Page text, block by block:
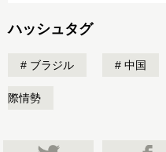
ハッシュタグ
ブラジル 中国
際情勢